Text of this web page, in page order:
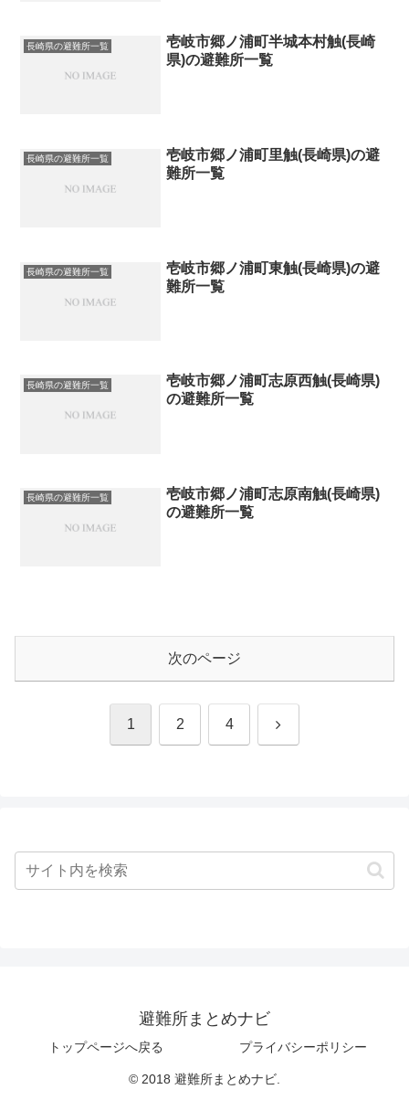
長崎県の避難所一覧
壱岐市郷ノ浦町半城本村触(長崎
県)の避難所一覧
長崎県の避難所一覧
壱岐市郷ノ浦町里触(長崎県)の避
難所一覧
長崎県の避難所一覧
壱岐市郷ノ浦町東触(長崎県)の避
難所一覧
長崎県の避難所一覧
壱岐市郷ノ浦町志原西触(長崎県)
の避難所一覧
長崎県の避難所一覧
壱岐市郷ノ浦町志原南触(長崎県)
の避難所一覧
次のページ
1 2 4 次
避難所まとめナビ
トップページへ戻る プライバシーポリシー
© 2018 避難所まとめナビ.